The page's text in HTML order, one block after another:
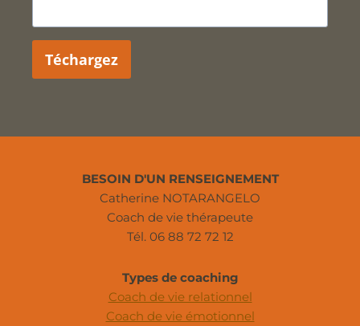
Téchargez
BESOIN D'UN RENSEIGNEMENT
Catherine NOTARANGELO
Coach de vie thérapeute
Tél. 06 88 72 72 12
Types de coaching
Coach de vie relationnel
Coach de vie émotionnel